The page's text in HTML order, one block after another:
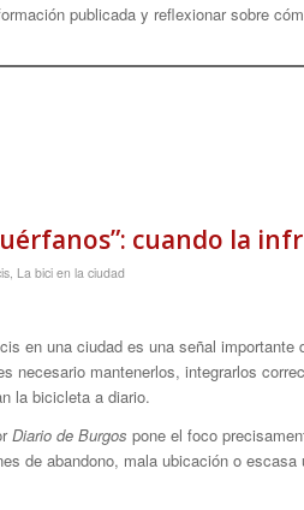
publicada y reflexionar sobre
cuando la
La bici en la ciudad
en una ciudad es una señal
necesario mantenerlos, integrarlos
la bicicleta a diario.
Diario de Burgos pone el foco
de abandono, mala ubicación o